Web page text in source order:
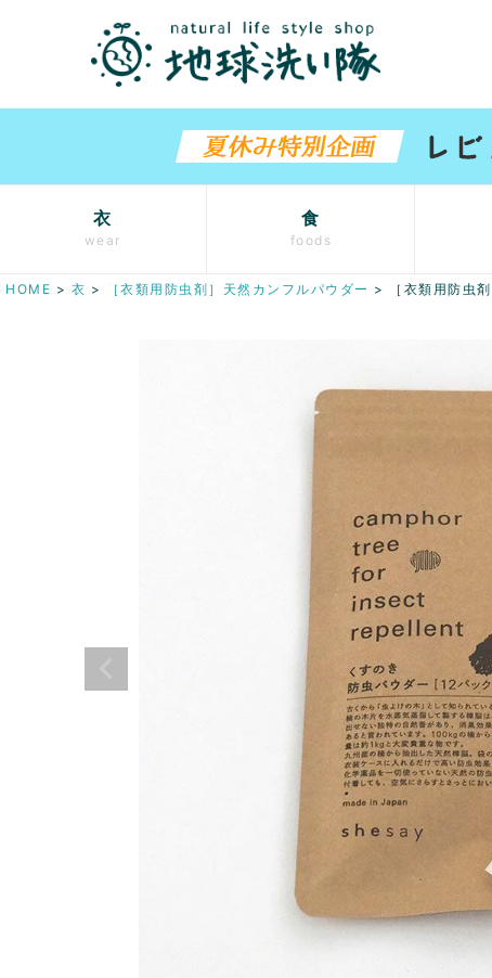
衣
wear
食
foods
HOME 衣 ［衣類用防虫剤］天然カンフルパウダー ［衣類用防虫